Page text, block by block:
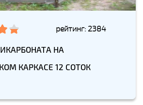
рейтинг: 2384
НА
КАРКАСЕ 12 СОТОК